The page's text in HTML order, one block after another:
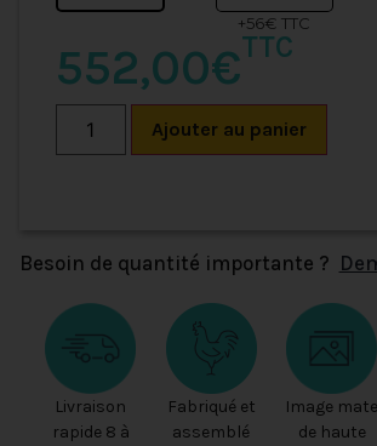
+56€ TTC
552,00€TTC
Ajouter au panier
Besoin de quantité importante ?
Livraison
rapide 8 à
Fabriqué et
assemblé
Image mate
de haute